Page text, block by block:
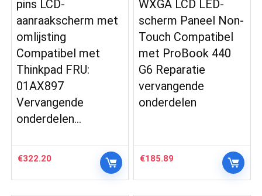
pins LCD-
aanraakscherm met
omlijsting
Compatibel met
Thinkpad FRU:
01AX897
Vervangende
onderdelen…
€322.20
WXGA LCD LED-
scherm Paneel Non-
Touch Compatibel
met ProBook 440
G6 Reparatie
vervangende
onderdelen
€185.89